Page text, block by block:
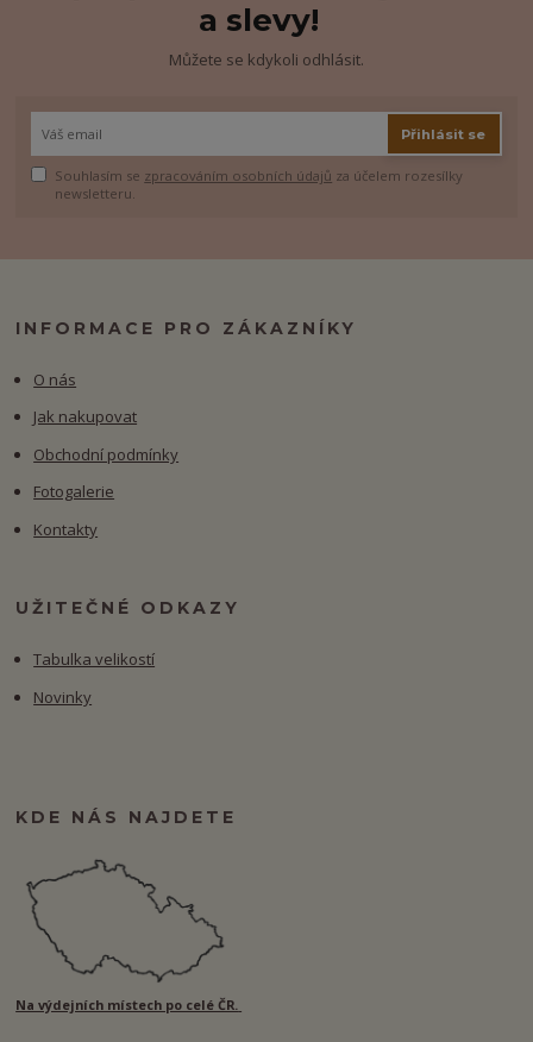
a slevy!
Můžete se kdykoli odhlásit.
Přihlásit se
Souhlasím se zpracováním osobních údajů za účelem rozesílky
newsletteru.
INFORMACE PRO ZÁKAZNÍKY
O nás
Jak nakupovat
Obchodní podmínky
Fotogalerie
Kontakty
UŽITEČNÉ ODKAZY
Tabulka velikostí
Novinky
KDE NÁS NAJDETE
Na výdejních místech po celé ČR.